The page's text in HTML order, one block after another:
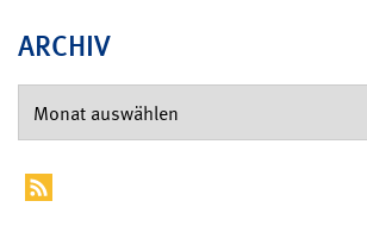
ARCHIV